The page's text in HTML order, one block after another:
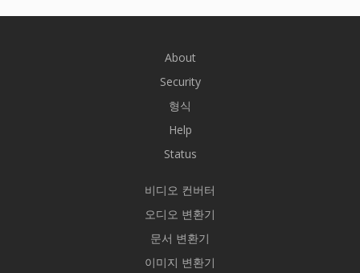
About
Security
형식
Help
Status
비디오 컨버터
오디오 변환기
문서 변환기
이미지 변환기